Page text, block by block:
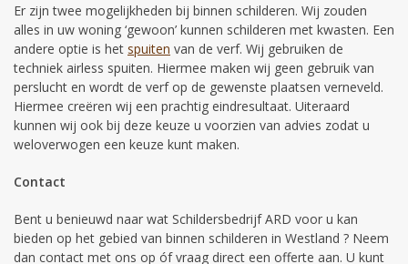
Er zijn twee mogelijkheden bij binnen schilderen. Wij zouden
alles in uw woning ‘gewoon’ kunnen schilderen met kwasten. Een
andere optie is het spuiten van de verf. Wij gebruiken de
techniek airless spuiten. Hiermee maken wij geen gebruik van
perslucht en wordt de verf op de gewenste plaatsen verneveld.
Hiermee creëren wij een prachtig eindresultaat. Uiteraard
kunnen wij ook bij deze keuze u voorzien van advies zodat u
weloverwogen een keuze kunt maken.
Contact
Bent u benieuwd naar wat Schildersbedrijf ARD voor u kan
bieden op het gebied van binnen schilderen in Westland ? Neem
dan contact met ons op óf vraag direct een offerte aan. U kunt